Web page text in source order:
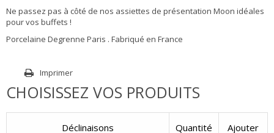
Ne passez pas à côté de nos assiettes de présentation Moon idéales
pour vos buffets !
Porcelaine Degrenne Paris . Fabriqué en France
Imprimer
CHOISISSEZ VOS PRODUITS
Déclinaisons Quantité Ajouter